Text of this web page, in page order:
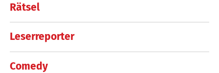
Rätsel
Leserreporter
Comedy